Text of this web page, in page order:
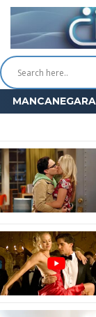
MANCANEGARA